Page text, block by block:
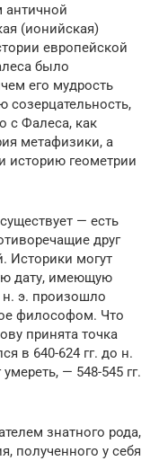
античной
(ионийская)
европейской
было
его мудрость
созерцательность,
с Фалеса, как
метафизики, а
историю геометрии
— есть
друг
Историки могут
дату, имеющую
н. э. произошло
философом. Что
принята точка
в 640-624 гг. до н.
— 548-545 гг.
знатного рода,
полученного у себя